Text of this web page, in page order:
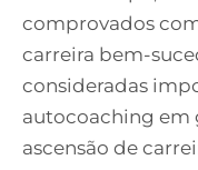
comprovados
carreira bem-
consideradas
autocoaching em
ascensão de